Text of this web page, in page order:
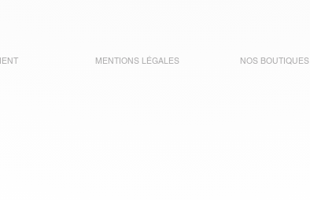
MENTIONS LÉGALES NOS BOUTIQUES